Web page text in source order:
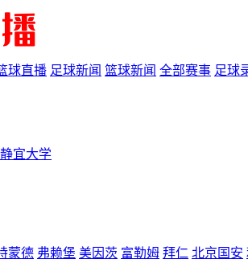
球直播 足球新闻 篮球新闻 全部赛事 足球
静宜大学
蒙德 弗赖堡 美因茨 富勒姆 拜仁 北京国安